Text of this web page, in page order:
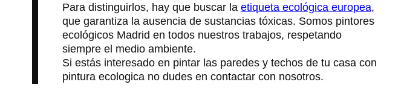
Para distinguirlos, hay que buscar la etiqueta ecológica europea,
que garantiza la ausencia de sustancias tóxicas. Somos pintores
ecológicos Madrid en todos nuestros trabajos, respetando
siempre el medio ambiente.
Si estás interesado en pintar las paredes y techos de tu casa con
pintura ecologica no dudes en contactar con nosotros.​